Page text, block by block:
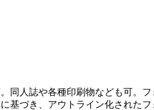
同人誌や各種印刷物なども可。フ
基づき、アウトライン化された